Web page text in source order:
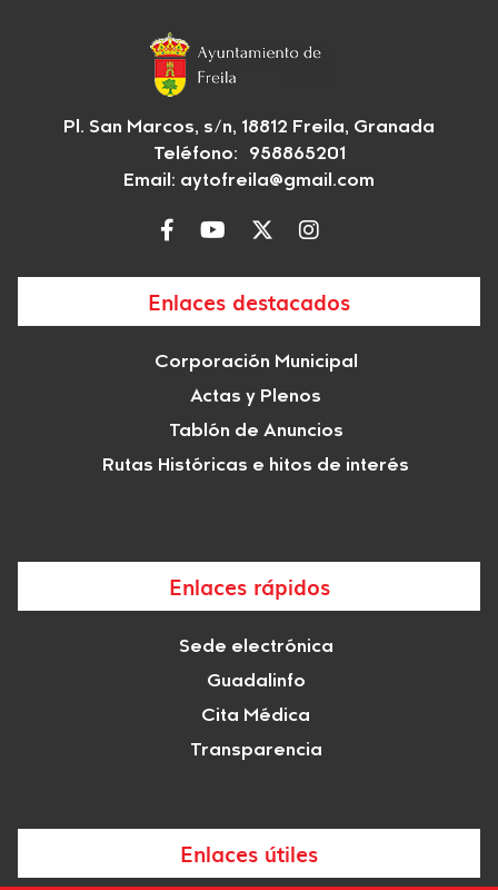
Pl. San Marcos, s/n, 18812 Freila, Granada
Teléfono: 958865201
Email: aytofreila@gmail.com
Enlaces destacados
Corporación Municipal
Actas y Plenos
Tablón de Anuncios
Rutas Históricas e hitos de interés
Enlaces rápidos
Sede electrónica
Guadalinfo
Cita Médica
Transparencia
Enlaces útiles